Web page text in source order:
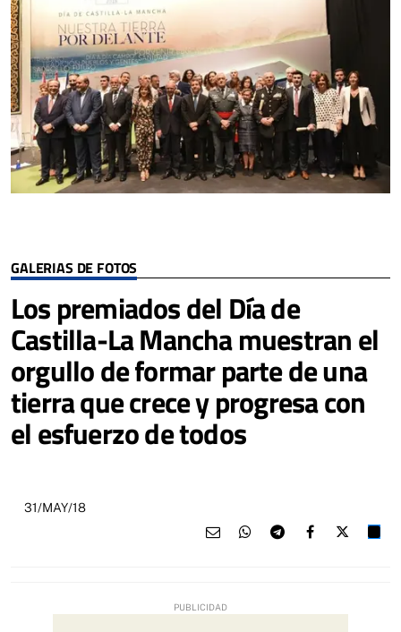
GALERIAS DE FOTOS
Los premiados del Día de
Castilla-La Mancha muestran el
orgullo de formar parte de una
tierra que crece y progresa con
el esfuerzo de todos
31/MAY/18